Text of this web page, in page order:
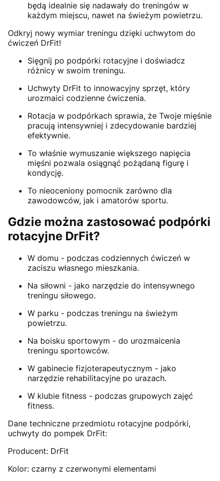
będą idealnie się nadawały do treningów w
każdym miejscu, nawet na świeżym powietrzu.
Odkryj nowy wymiar treningu dzięki uchwytom do
ćwiczeń DrFit!
Sięgnij po podpórki rotacyjne i doświadcz
różnicy w swoim treningu.
Uchwyty DrFit to innowacyjny sprzęt, który
urozmaici codzienne ćwiczenia.
Rotacja w podpórkach sprawia, że Twoje mięśnie
pracują intensywniej i zdecydowanie bardziej
efektywnie.
To właśnie wymuszanie większego napięcia
mięśni pozwala osiągnąć pożądaną figurę i
kondycję.
To nieoceniony pomocnik zarówno dla
zawodowców, jak i amatorów sportu.
Gdzie można zastosować podpórki
rotacyjne DrFit?
W domu - podczas codziennych ćwiczeń w
zaciszu własnego mieszkania.
Na siłowni - jako narzędzie do intensywnego
treningu siłowego.
W parku - podczas treningu na świeżym
powietrzu.
Na boisku sportowym - do urozmaicenia
treningu sportowców.
W gabinecie fizjoterapeutycznym - jako
narzędzie rehabilitacyjne po urazach.
W klubie fitness - podczas grupowych zajęć
fitness.
Dane techniczne przedmiotu rotacyjne podpórki,
uchwyty do pompek DrFit:
Producent: DrFit
Kolor: czarny z czerwonymi elementami